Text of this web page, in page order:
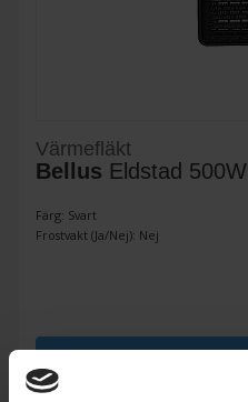
Värmefläkt
Bellus Eldstad 500W
Färg: Svart
Frostvakt (Ja/Nej): Nej